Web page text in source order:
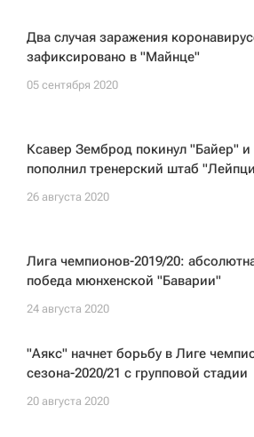
Два случая заражения
зафиксировано в "Майнце"
05 сентября 2020
Ксавер Земброд покинул "Байер" и
пополнил тренерский штаб
26 августа 2020
Лига чемпионов-2019/20:
победа мюнхенской "Баварии"
24 августа 2020
"Аякс" начнет борьбу в Лиге
сезона-2020/21 с групповой стадии
20 августа 2020